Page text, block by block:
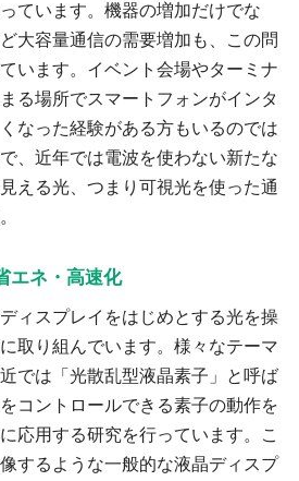
ています。機器の増加だけでな
大容量通信の需要増加も、この問
います。イベント会場やターミナ
る場所でスマートフォンがインタ
なった経験がある方もいるのでは
、近年では電波を使わない新たな
える光、つまり可視光を使った通
エネ・高速化
ィスプレイをはじめとする光を操
取り組んでいます。様々なテーマ
では「光散乱型液晶素子」と呼ば
コントロールできる素子の動作を
応用する研究を行っています。こ
するような一般的な液晶ディスプ